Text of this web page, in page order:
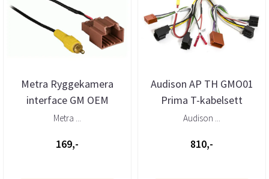
Metra Ryggekamera
interface GM OEM
kamera -
Metra ...
169,-
Audison AP TH GMO01
Prima T-kabelsett
GM/Opel (20xx- 20xx)
Audison ...
810,-